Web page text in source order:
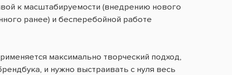
к масштабируемости (внедрению нового
ранее) и бесперебойной работе
максимально творческий подход,
и нужно выстраивать с нуля весь